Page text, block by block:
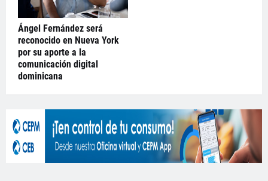
Ángel Fernández será
reconocido en Nueva York
por su aporte a la
comunicación digital
dominicana